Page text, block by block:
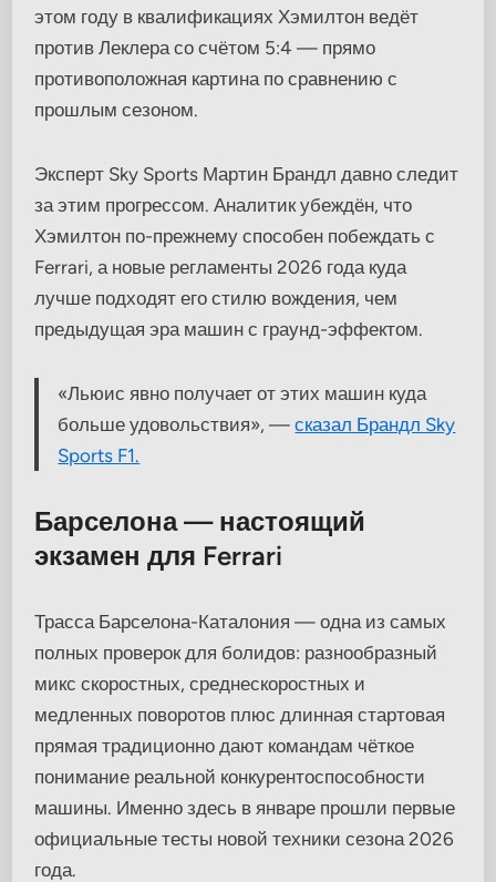
этом году в квалификациях Хэмилтон ведёт
против Леклера со счётом 5:4 — прямо
противоположная картина по сравнению с
прошлым сезоном.
Эксперт Sky Sports Мартин Брандл давно следит
за этим прогрессом. Аналитик убеждён, что
Хэмилтон по-прежнему способен побеждать с
Ferrari, а новые регламенты 2026 года куда
лучше подходят его стилю вождения, чем
предыдущая эра машин с граунд-эффектом.
«Льюис явно получает от этих машин куда
больше удовольствия», —сказал Брандл Sky
Sports F1.
Барселона — настоящий
экзамен для Ferrari
Трасса Барселона-Каталония — одна из самых
полных проверок для болидов: разнообразный
микс скоростных, среднескоростных и
медленных поворотов плюс длинная стартовая
прямая традиционно дают командам чёткое
понимание реальной конкурентоспособности
машины. Именно здесь в январе прошли первые
официальные тесты новой техники сезона 2026
года.